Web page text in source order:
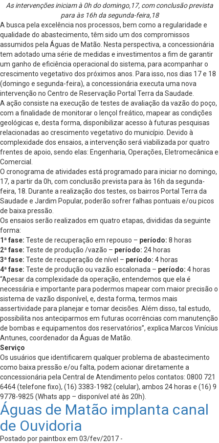
As intervenções iniciam à 0h do domingo,17, com conclusão prevista
para às 16h da segunda-feira,18
A busca pela excelência nos processos, bem como a regularidade e
qualidade do abastecimento, têm sido um dos compromissos
assumidos pela Águas de Matão. Nesta perspectiva, a concessionária
tem adotado uma série de medidas e investimentos a fim de garantir
um ganho de eficiência operacional do sistema, para acompanhar o
crescimento vegetativo dos próximos anos. Para isso, nos dias 17 e 18
(domingo e segunda-feira), a concessionária executa uma nova
intervenção no Centro de Reservação Portal Terra da Saudade.
A ação consiste na execução de testes de avaliação da vazão do poço,
com a finalidade de monitorar o lençol freático, mapear as condições
geológicas e, desta forma, disponibilizar acesso à futuras pesquisas
relacionadas ao crescimento vegetativo do município. Devido à
complexidade dos ensaios, a intervenção será viabilizada por quatro
frentes de apoio, sendo elas: Engenharia, Operações, Eletromecânica e
Comercial.
O cronograma de atividades está programado para iniciar no domingo,
17, a partir da 0h, com conclusão prevista para às 16h da segunda-
feira, 18. Durante a realização dos testes, os bairros Portal Terra da
Saudade e Jardim Popular, poderão sofrer falhas pontuais e/ou picos
de baixa pressão.
Os ensaios serão realizados em quatro etapas, divididas da seguinte
forma:
1ª fase: Teste de recuperação em repouso – período: 8 horas
2ª fase: Teste de produção /vazão – período: 24 horas
3ª fase: Teste de recuperação de nível – período: 4 horas
4ª fase: Teste de produção ou vazão escalonada – período: 4 horas
“Apesar da complexidade da operação, entendemos que ela é
necessária e importante para podermos mapear com maior precisão o
sistema de vazão disponível, e, desta forma, termos mais
assertividade para planejar e tomar decisões. Além disso, tal estudo,
possibilita nos anteciparmos em futuras ocorrências com manutenção
de bombas e equipamentos dos reservatórios”, explica Marcos Vinícius
Antunes, coordenador da Águas de Matão.
Serviço
Os usuários que identificarem qualquer problema de abastecimento
como baixa pressão e/ou falta, podem acionar diretamente a
concessionária pela Central de Atendimento pelos contatos: 0800 721
6464 (telefone fixo), (16) 3383-1982 (celular), ambos 24 horas e (16) 9
9778-9825 (Whats app – disponível até às 20h).
Águas de Matão implanta canal
de Ouvidoria
Postado por paintbox em 03/fev/2017 -